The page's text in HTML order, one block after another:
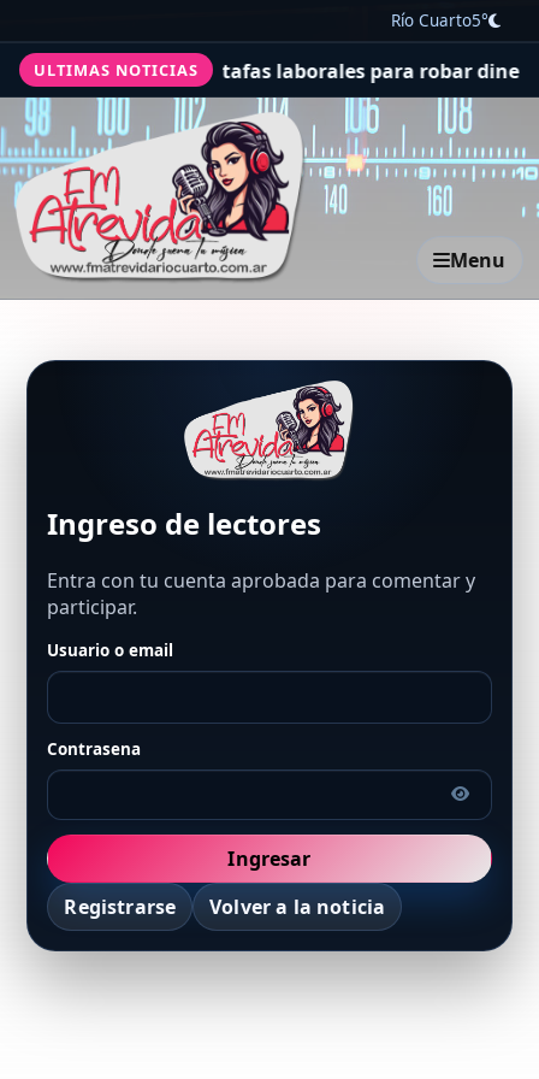
Río Cuarto5°
ULTIMAS NOTICIAS
son las nuevas estafas laborales para robar dinero
Menu
Ingreso de lectores
Entra con tu cuenta aprobada para comentar y
participar.
Usuario o email
Contrasena
Ingresar
Registrarse
Volver a la noticia